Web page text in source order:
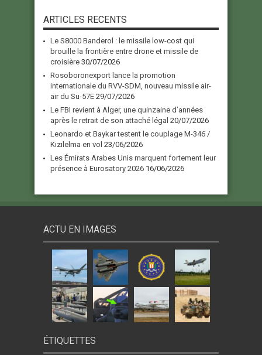
ARTICLES RECENTS
Le S8000 Banderol : le missile low-cost qui
brouille la frontière entre drone et missile de
croisière 30/07/2026
Rosoboronexport lance la promotion
internationale du RVV-SDM, nouveau missile air-
air du Su-57E 29/07/2026
Le FBI revient à Alger, une quinzaine d’années
après le retrait de son attaché légal 20/07/2026
Leonardo et Baykar testent le couplage M-346 /
Kızılelma en vol 23/06/2026
Les Émirats Arabes Unis marquent fortement leur
présence à Eurosatory 2026 16/06/2026
ACTU EN IMAGES
ÉTIQUETTES